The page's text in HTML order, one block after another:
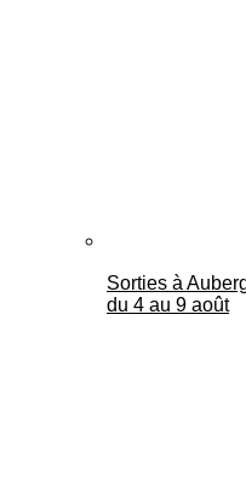
Sorties à
du 4 au 9 août